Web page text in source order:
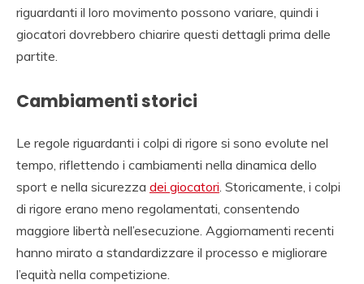
riguardanti il loro movimento possono variare, quindi i
giocatori dovrebbero chiarire questi dettagli prima delle
partite.
Cambiamenti storici
Le regole riguardanti i colpi di rigore si sono evolute nel
tempo, riflettendo i cambiamenti nella dinamica dello
sport e nella sicurezza dei giocatori. Storicamente, i colpi
di rigore erano meno regolamentati, consentendo
maggiore libertà nell’esecuzione. Aggiornamenti recenti
hanno mirato a standardizzare il processo e migliorare
l’equità nella competizione.